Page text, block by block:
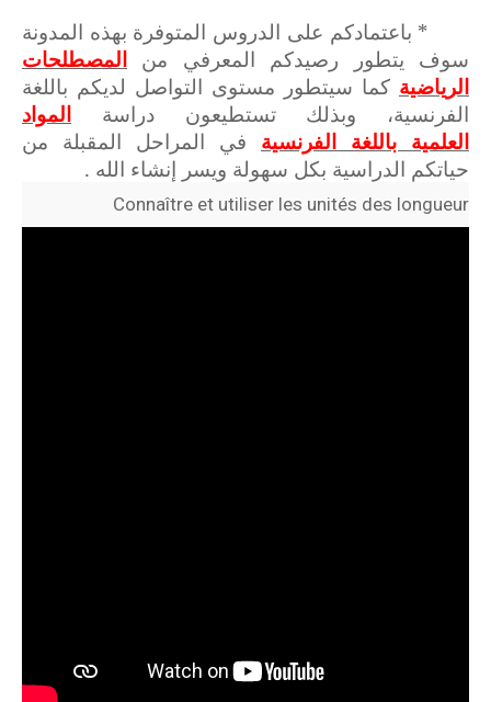
* باعتمادكم على الدروس المتوفرة بهذه المدونة
سوف يتطور رصيدكم المعرفي من المصطلحات
الرياضية كما سيتطور مستوى التواصل لديكم باللغة
الفرنسية، وبذلك تستطيعون دراسة المواد
العلمية باللغة الفرنسية في المراحل المقبلة من
حياتكم الدراسية بكل سهولة ويسر إنشاء الله .
Connaître et utiliser les unités des longueur